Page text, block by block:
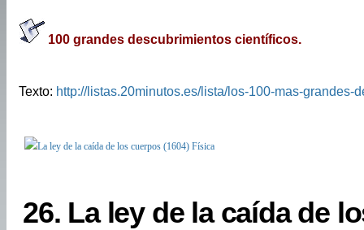
100 grandes descubrimientos científicos.
Texto: http://listas.20minutos.es/lista/los-100-mas-
26. La ley de la caída de